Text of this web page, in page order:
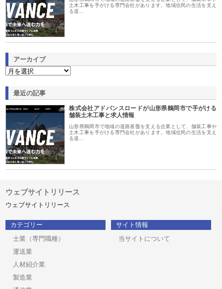
土木工事を手がける専門会社があります。地域住民の生活を支え
る道…
アーカイブ
最近の記事
株式会社アドバンスロードが山形県鶴岡市で手がける
舗装土木工事と求人情報
山形県鶴岡市で地域の道路基盤を支える企業として、舗装工事や
土木工事を手がける専門会社があります。地域住民の生活を支え
る道…
ウェブサイトリリース
ウェブサイトリリース
カテゴリー
士業（専門職種）
運送業
人材紹介業
製造業
サイト情報
当サイトについて